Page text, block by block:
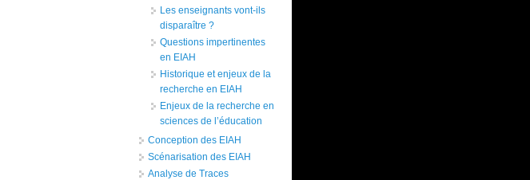
Les enseignants vont-ils
disparaître ?
Questions impertinentes
en EIAH
Historique et enjeux de la
recherche en EIAH
Enjeux de la recherche en
sciences de l’éducation
Conception des EIAH
Scénarisation des EIAH
Analyse de Traces